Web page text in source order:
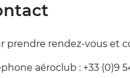
prendre rendez-vous et
aéroclub : +33 (0)9